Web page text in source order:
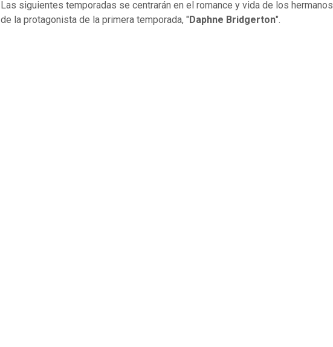
Las siguientes temporadas se centrarán en el romance y vida de los hermanos
de la protagonista de la primera temporada, " Daphne Bridgerton".